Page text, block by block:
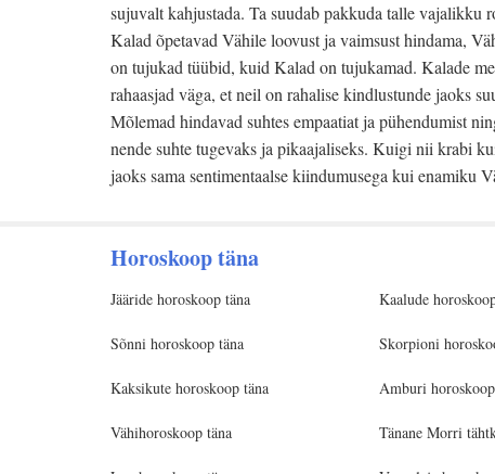
sujuvalt kahjustada. Ta suudab pakkuda talle vajalikku
Kalad õpetavad Vähile loovust ja vaimsust hindama,
on tujukad tüübid, kuid Kalad on tujukamad. Kalade
rahaasjad väga, et neil on rahalise kindlustunde jaoks
Mõlemad hindavad suhtes empaatiat ja pühendumist
nende suhte tugevaks ja pikaajaliseks. Kuigi nii krabi
jaoks sama sentimentaalse kiindumusega kui enamiku
Horoskoop täna
Jääride horoskoop täna
Sõnni horoskoop täna
Kaksikute horoskoop täna
Vähihoroskoop täna
Kaalude
Skorpioni
Amburi
Tänane Morri